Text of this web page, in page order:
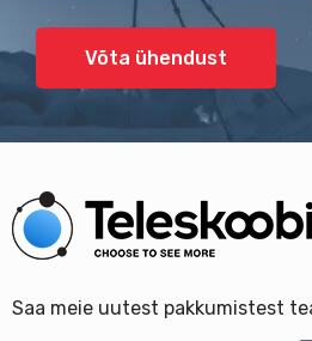
Võta ühendust
Saa meie uutest pakkumistest